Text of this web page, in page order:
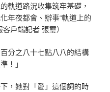
軌道路況收集筑牢基礎，
年夜都會、辦事“軌道上的
戶端記者 張璽）
分之八十七點八八的結構
！」
，她對「愛」這個詞的時